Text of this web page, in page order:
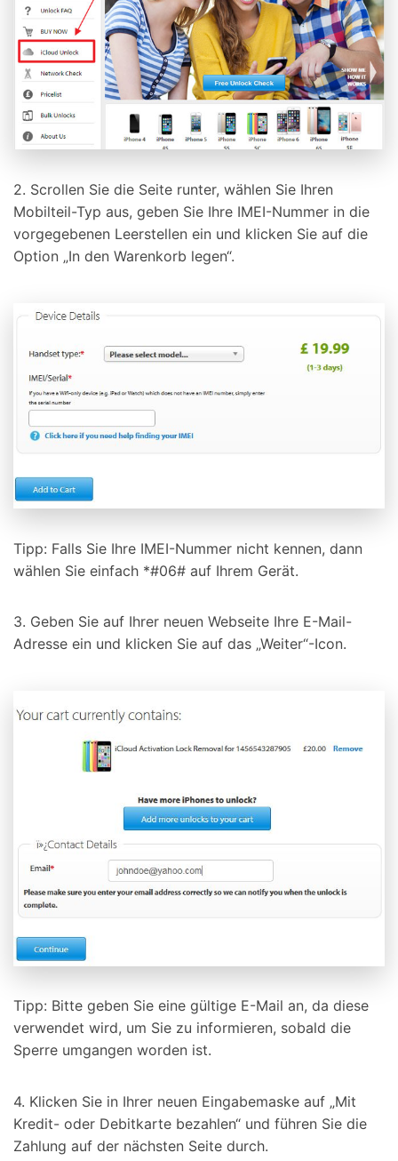
2. Scrollen Sie die Seite runter, wählen Sie Ihren
Mobilteil-Typ aus, geben Sie Ihre IMEI-Nummer in die
vorgegebenen Leerstellen ein und klicken Sie auf die
Option „In den Warenkorb legen“.
Tipp: Falls Sie Ihre IMEI-Nummer nicht kennen, dann
wählen Sie einfach *#06# auf Ihrem Gerät.
3. Geben Sie auf Ihrer neuen Webseite Ihre E-Mail-
Adresse ein und klicken Sie auf das „Weiter“-Icon.
Tipp: Bitte geben Sie eine gültige E-Mail an, da diese
verwendet wird, um Sie zu informieren, sobald die
Sperre umgangen worden ist.
4. Klicken Sie in Ihrer neuen Eingabemaske auf „Mit
Kredit- oder Debitkarte bezahlen“ und führen Sie die
Zahlung auf der nächsten Seite durch.